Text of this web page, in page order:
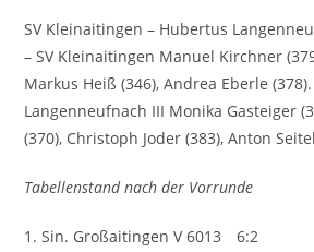
SV Kleinaitingen – Hubertus
– SV Kleinaitingen Manuel Kirchner
Markus Heiß (346), Andrea Eberle
Langenneufnach III Monika Gasteiger
(370), Christoph Joder (383), Anton
Tabellenstand nach der Vorrunde
1. Sin. Großaitingen V 6013 6:2